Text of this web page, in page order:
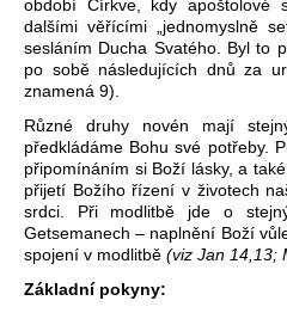
období Církve, kdy apoštolové
dalšími věřícími „jednomyslně
sesláním Ducha Svatého. Byl to
po sobě následujících dnů za
znamená 9).
Různé druhy novén mají
předkládáme Bohu své potřeby.
připomínáním si Boží lásky, a
přijetí Božího řízení v životech
srdci. Při modlitbě jde o
Getsemanech – naplnění Boží
spojení v modlitbě (viz Jan 14,13;
Základní pokyny: